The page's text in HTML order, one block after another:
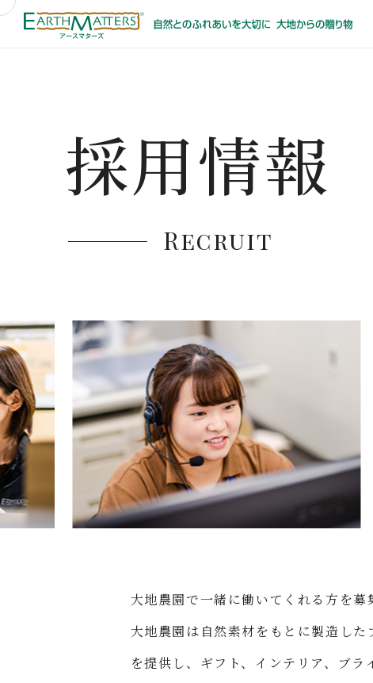
採用情報
Recruit
大地農園で一緒に働いてくれる方を募
大地農園は自然素材をもとに製造し
を提供し、ギフト、インテリア、ブ